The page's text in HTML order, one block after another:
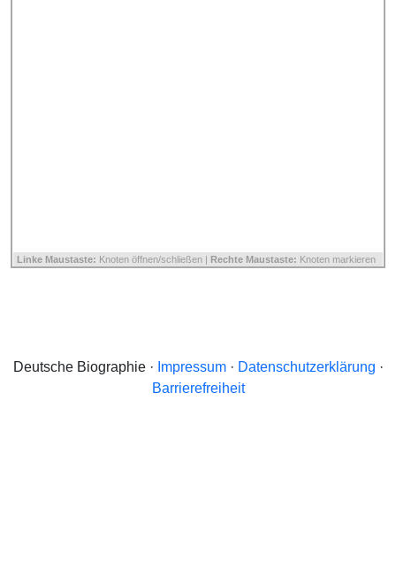
Linke Maustaste: Knoten öffnen/schließen | Rechte Maustaste: Knoten markieren
Deutsche Biographie · Impressum· Datenschutzerklärung ·
Barrierefreiheit